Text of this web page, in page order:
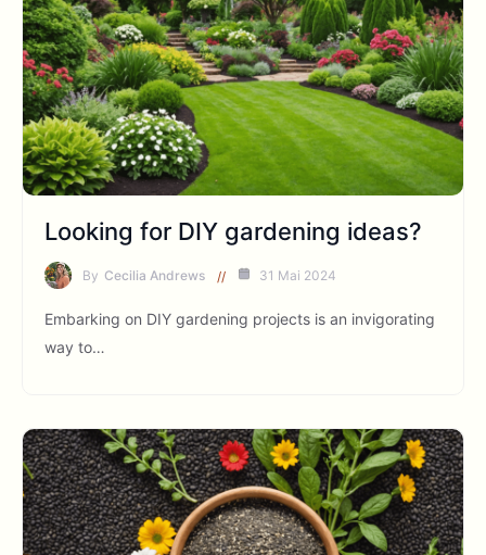
Looking for DIY gardening ideas?
By Cecilia Andrews 31 Mai 2024
Embarking on DIY gardening projects is an invigorating
way to…